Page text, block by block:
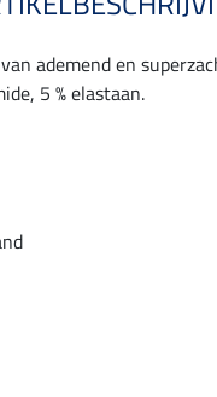
ademend en
5 % elastaan.